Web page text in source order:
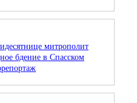
митрополит
бдение в Спасском